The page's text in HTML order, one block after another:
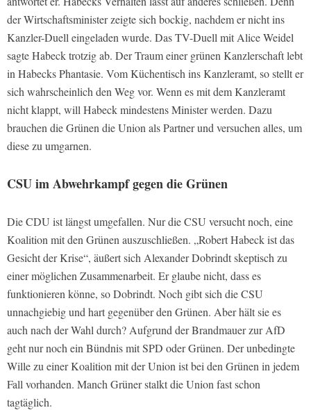
der Wirtschaftsminister zeigte sich bockig, nachdem er nicht ins
Kanzler-Duell eingeladen wurde. Das TV-Duell mit Alice Weidel
sagte Habeck trotzig ab. Der Traum einer grünen Kanzlerschaft lebt
in Habecks Phantasie. Vom Küchentisch ins Kanzleramt, so stellt er
sich wahrscheinlich den Weg vor. Wenn es mit dem Kanzleramt
nicht klappt, will Habeck mindestens Minister werden. Dazu
brauchen die Grünen die Union als Partner und versuchen alles, um
diese zu umgarnen.
CSU im Abwehrkampf gegen die Grünen
Die CDU ist längst umgefallen. Nur die CSU versucht noch, eine
Koalition mit den Grünen auszuschließen. „Robert Habeck ist das
Gesicht der Krise“, äußert sich Alexander Dobrindt skeptisch zu
einer möglichen Zusammenarbeit. Er glaube nicht, dass es
funktionieren könne, so Dobrindt. Noch gibt sich die CSU
unnachgiebig und hart gegenüber den Grünen. Aber hält sie es
auch nach der Wahl durch? Aufgrund der Brandmauer zur AfD
geht nur noch ein Bündnis mit SPD oder Grünen. Der unbedingte
Wille zu einer Koalition mit der Union ist bei den Grünen in jedem
Fall vorhanden. Manch Grüner stalkt die Union fast schon
tagtäglich.